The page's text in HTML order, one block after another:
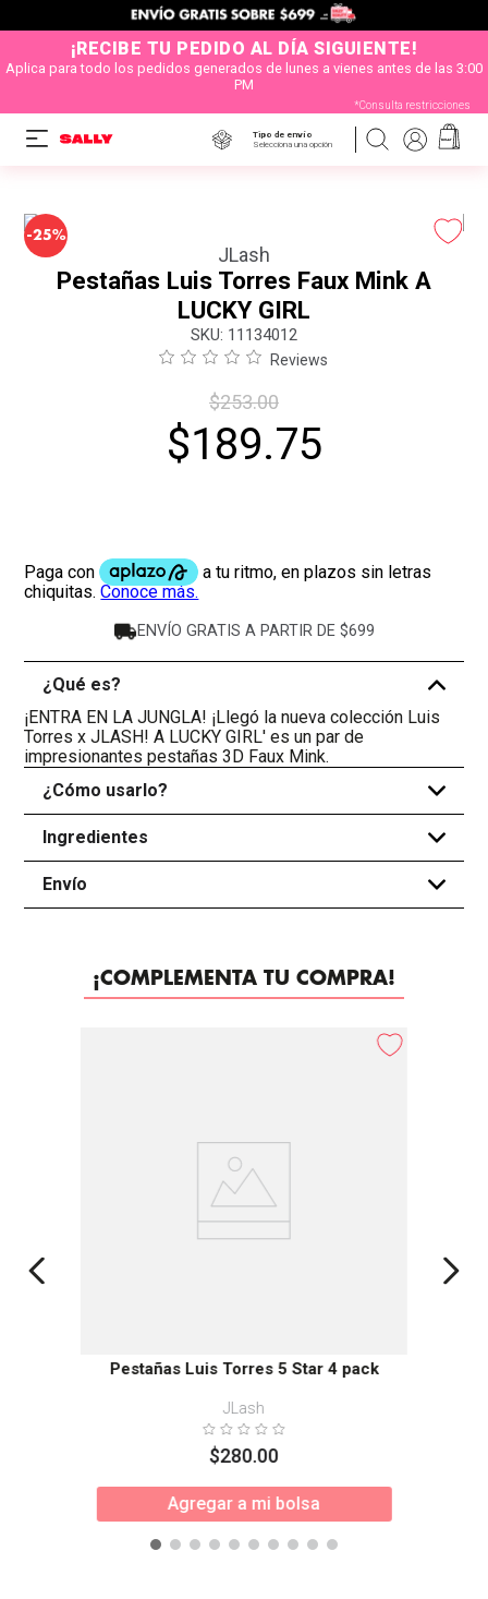
¡RECIBE TU PEDIDO AL DÍA SIGUIENTE!
Aplica para todo los pedidos generados de lunes a vienes antes de las 3:00
PM
*Consulta restricciones
Tipo de envío
Selecciona una opción
-25%
JLash
Pestañas Luis Torres Faux Mink A
LUCKY GIRL
: 11134012
Reviews
$253.00
$189.75
ENVÍO GRATIS A PARTIR DE $699
¿Qué es?
-
¡ENTRA EN LA JUNGLA! ¡Llegó la nueva colección Luis
Torres x JLASH! A LUCKY GIRL' es un par de
impresionantes pestañas 3D Faux Mink.
¿Cómo usarlo?
+
Ingredientes +
Envío +
¡COMPLEMENTA TU COMPRA!
Pestañas Luis Torres 5 Star 4 pack
JLash
$280.00
Agregar a mi bolsa